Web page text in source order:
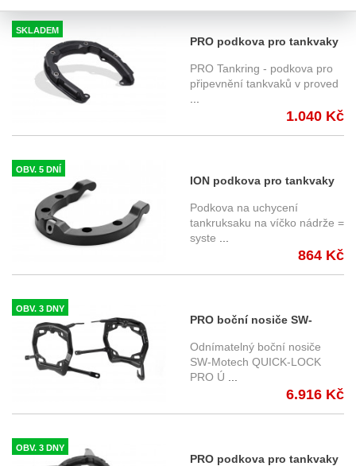
SKLADEM
PRO podkova pro tankvaky
SW-Motech PRO -
TRT.00.787.32901/B BMW R
1300 GS (24-), GG13
PRO Tankring - podkova pro
připevnění tankvaků v proved
1.040 Kč
OBV. 5 DNÍ
ION podkova pro tankvaky
SW-Motech ION -
TRT.00.475.32900/B BMW R
1300 GS (24-), GG13
Podkova na uchycení
tankruksaku na víčko nádrže =
syste
864 Kč
OBV. 3 DNY
PRO boční nosiče SW-
Motech BMW R 1300 GS
(24-), GG13
KFT.07.975.30000/B
Odnímatelný boční nosiče
SW-Motech QUICK-LOCK
PRO Ú
6.916 Kč
OBV. 3 DNY
PRO podkova pro tankvaky